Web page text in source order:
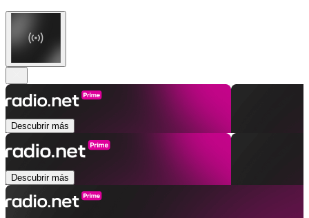
Descubrir más
Descubrir más